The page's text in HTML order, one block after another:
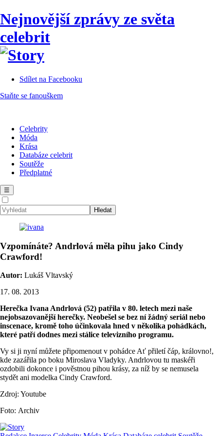
Nejnovější zprávy ze světa
celebrit
Sdílet na Facebooku
Staňte se fanouškem
Celebrity
Móda
Krása
Databáze celebrit
Soutěže
Předplatné
☰
Vzpomínáte? Andrlová měla pihu jako Cindy
Crawford!
Autor: Lukáš Vltavský
17. 08. 2013
Herečka Ivana Andrlová (52) patřila v 80. letech mezi naše
nejobsazovanější herečky. Neobešel se bez ní žádný seriál nebo
inscenace, kromě toho účinkovala hned v několika pohádkách,
které patří dodnes mezi stálice televizního programu.
Vy si ji nyní můžete připomenout v pohádce Ať přiletí čáp, královno!,
kde zazářila po boku Miroslava Vladyky. Andrlovou tu maskéři
ozdobili dokonce i pověstnou pihou krásy, za níž by se nemusela
stydět ani modelka Cindy Crawford.
Zdroj: Youtube
Foto: Archiv